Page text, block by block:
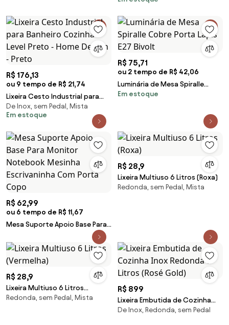
R$ 176,13
ou 9 tempo de R$ 21,74
Lixeira Cesto Industrial para
Banheiro Cozinha Level Preto -
Home Design - Preto
De Inox, sem Pedal, Mista
Em estoque
R$ 75,71
ou 2 tempo de R$ 42,06
Luminária de Mesa Spiralle
Cobre Porta Lápis E27 Bivolt
Em estoque
R$ 62,99
ou 6 tempo de R$ 11,67
Mesa Suporte Apoio Base Para
Monitor Notebook Mesinha
Escrivaninha Com Porta Copo
R$ 28,9
Lixeira Multiuso 6 Litros (Roxa)
Redonda, sem Pedal, Mista
R$ 28,9
Lixeira Multiuso 6 Litros
(Vermelha)
Redonda, sem Pedal, Mista
R$ 899
Lixeira Embutida de Cozinha
Inox Redonda 7 Litros (Rosé
De Inox, Redonda, sem Pedal